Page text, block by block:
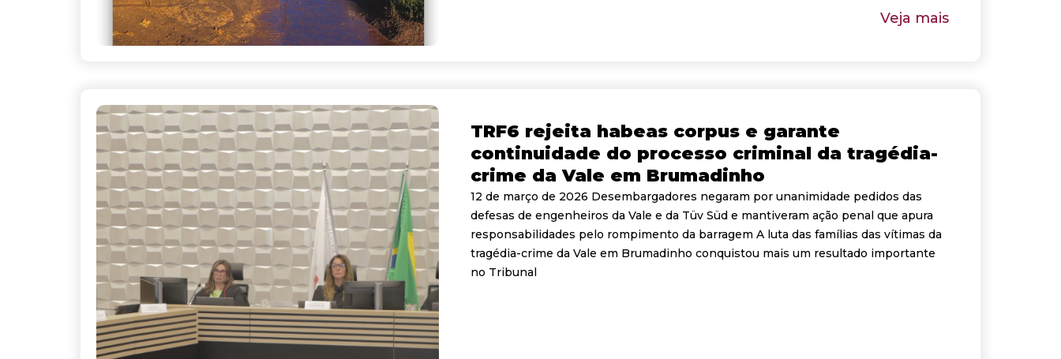
Veja mais
TRF6 rejeita habeas corpus e garante
continuidade do processo criminal da tragédia-
crime da Vale em Brumadinho
12 de março de 2026 Desembargadores negaram por unanimidade pedidos das
defesas de engenheiros da Vale e da Tüv Süd e mantiveram ação penal que apura
responsabilidades pelo rompimento da barragem A luta das famílias das vítimas da
tragédia-crime da Vale em Brumadinho conquistou mais um resultado importante
no Tribunal